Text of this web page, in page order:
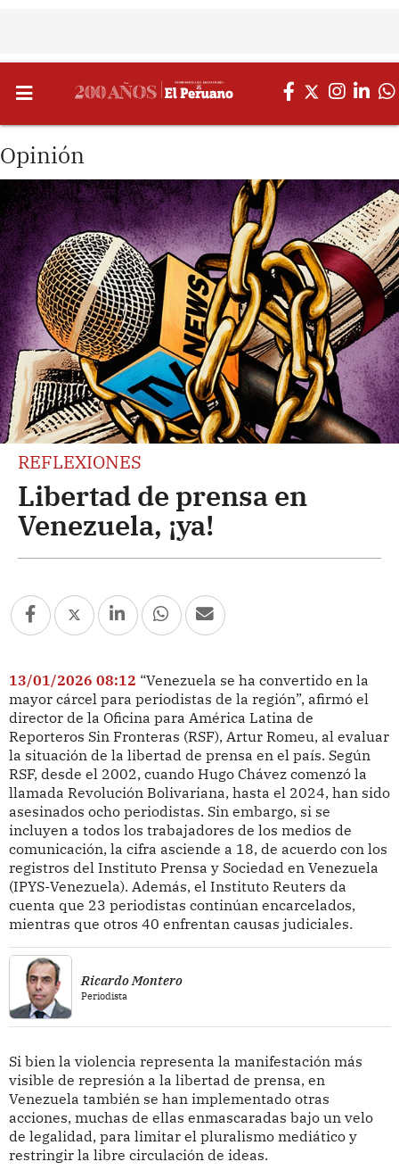
Opinión
REFLEXIONES
Libertad de prensa en
Venezuela, ¡ya!
13/01/2026 08:12 “Venezuela se ha convertido en la
mayor cárcel para periodistas de la región”, afirmó el
director de la Oficina para América Latina de
Reporteros Sin Fronteras (RSF), Artur Romeu, al evaluar
la situación de la libertad de prensa en el país. Según
RSF, desde el 2002, cuando Hugo Chávez comenzó la
llamada Revolución Bolivariana, hasta el 2024, han sido
asesinados ocho periodistas. Sin embargo, si se
incluyen a todos los trabajadores de los medios de
comunicación, la cifra asciende a 18, de acuerdo con los
registros del Instituto Prensa y Sociedad en Venezuela
(IPYS-Venezuela). Además, el Instituto Reuters da
cuenta que 23 periodistas continúan encarcelados,
mientras que otros 40 enfrentan causas judiciales.
Ricardo Montero
Periodista
Si bien la violencia representa la manifestación más
visible de represión a la libertad de prensa, en
Venezuela también se han implementado otras
acciones, muchas de ellas enmascaradas bajo un velo
de legalidad, para limitar el pluralismo mediático y
restringir la libre circulación de ideas.